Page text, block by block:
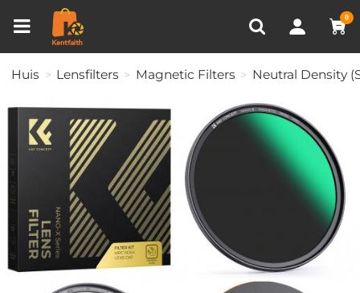
0
RECENT BEKEKEN
Huis Lensfilters Magnetic Filters Neutral Density